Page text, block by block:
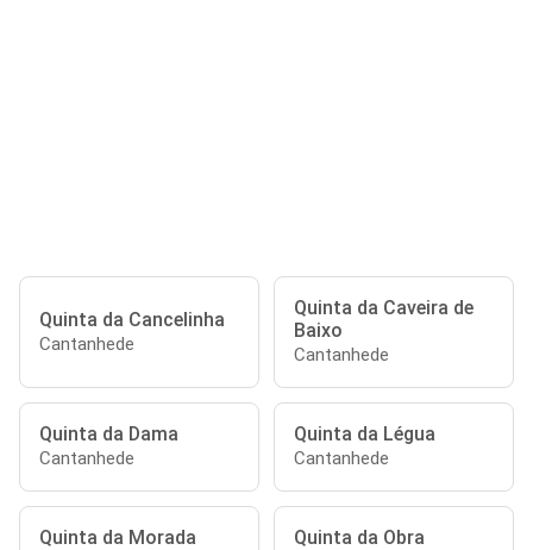
Quinta da Cancelinha
Cantanhede
Quinta da Caveira de
Baixo
Cantanhede
Quinta da Dama
Cantanhede
Quinta da Légua
Cantanhede
Quinta da Morada Quinta da Obra